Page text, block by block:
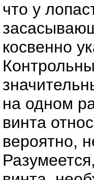
что у
косвенно
на одном
винта
вероятно,